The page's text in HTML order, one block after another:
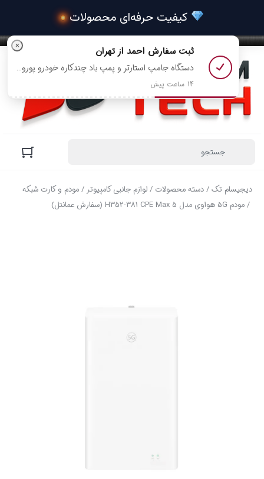
دیجیسام تک/دسته محصولات /لوازم جانبی کامپیوتر/مودم و کارت شبکه
/ مودم 5G هواوی مدل H352-381 CPE Max 5 (سفارش عمانتل)
کیفیت حرفه‌ای محصولات
× ثبت سفارش احمداز تهران
دستگاه جامپ استارتر و پمپ باد چندکاره خودرو پورودو مدل PDPBFCH091BKGR رو خرید کرد
14 ساعت پیش